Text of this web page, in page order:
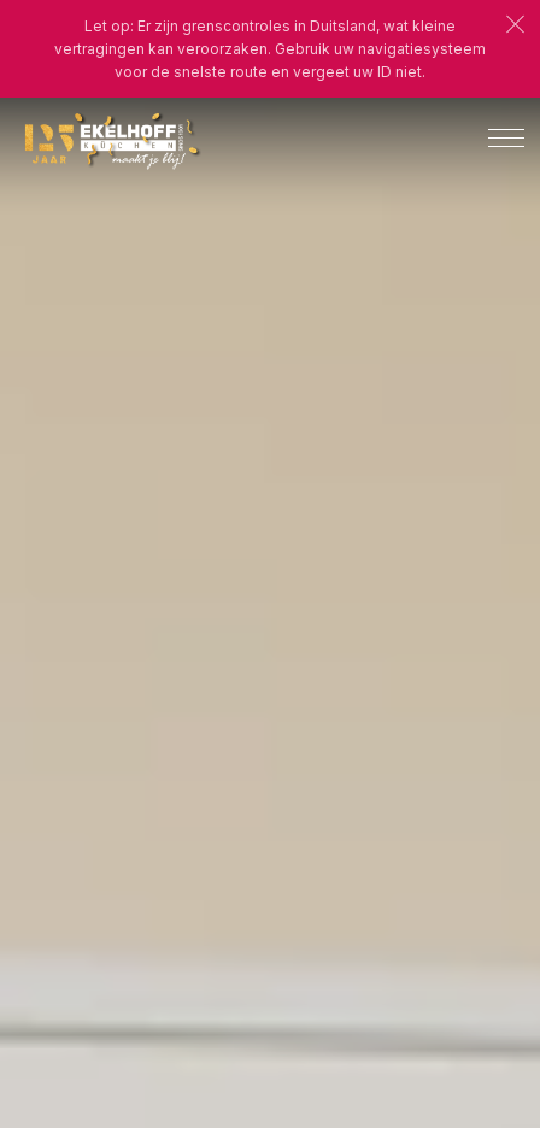
Let op: Er zijn grenscontroles in Duitsland, wat kleine
vertragingen kan veroorzaken. Gebruik uw navigatiesysteem
voor de snelste route en vergeet uw ID niet.